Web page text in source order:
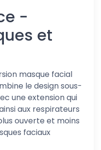
-
et
masque facial
le design sous-
une extension qui
aux respirateurs
ouverte et moins
faciaux